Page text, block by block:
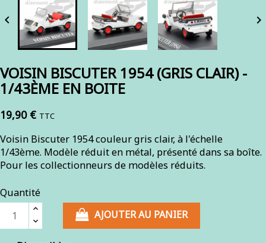
 
VOISIN BISCUTER 1954 (GRIS CLAIR) -
1/43ÈME EN BOITE
19,90 € TTC
Voisin Biscuter 1954 couleur gris clair, à l'échelle
1/43ème. Modèle réduit en métal, présenté dans sa boîte.
Pour les collectionneurs de modèles réduits.
Quantité
AJOUTER AU PANIER